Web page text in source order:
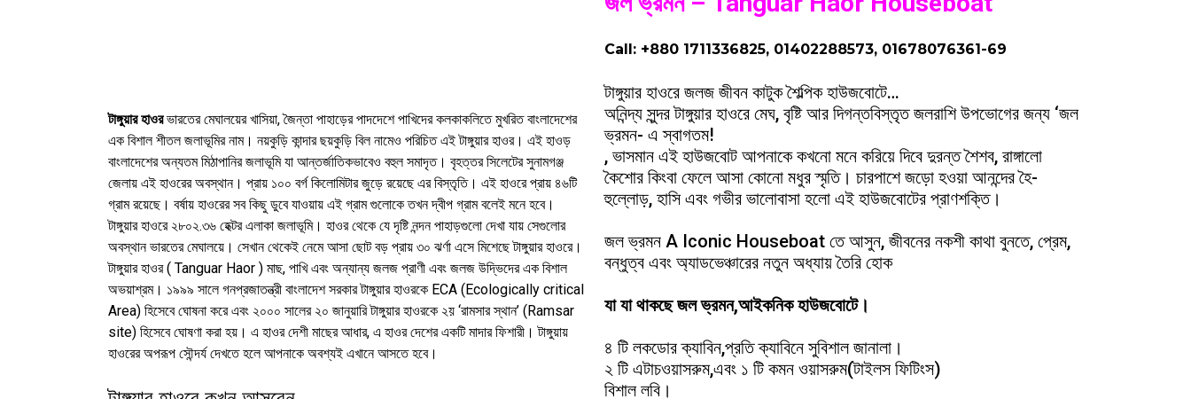
টাঙ্গুয়ার হাওরভারতের মেঘালয়ের খাসিয়া, জৈন্তা পাহাড়ের পাদদেশে পাখিদের কলকাকলিতে মুখরিত বাংলাদেশের
এক বিশাল শীতল জলাভূমির নাম। নয়কুড়ি কান্দার ছয়কুড়ি বিল নামেও পরিচিত এই টাঙ্গুয়ার হাওর। এই হাওড়
বাংলাদেশের অন্যতম মিঠাপানির জলাভূমি যা আন্তর্জাতিকভাবেও বহুল সমাদৃত। বৃহত্তর সিলেটের সুনামগঞ্জ
জেলায় এই হাওরের অবস্থান। প্রায় ১০০ বর্গ কিলোমিটার জুড়ে রয়েছে এর বিস্তৃতি। এই হাওরে প্রায় ৪৬টি
গ্রাম রয়েছে। বর্ষায় হাওরের সব কিছু ডুবে যাওয়ায় এই গ্রাম গুলোকে তখন দ্বীপ গ্রাম বলেই মনে হবে।
টাঙ্গুয়ার হাওরে ২৮০২.৩৬ হেক্টর এলাকা জলাভূমি। হাওর থেকে যে দৃষ্টি নন্দন পাহাড়গুলো দেখা যায় সেগুলোর
অবস্থান ভারতের মেঘালয়ে। সেখান থেকেই নেমে আসা ছোট বড় প্রায় ৩০ ঝর্ণা এসে মিশেছে টাঙ্গুয়ার হাওরে।
টাঙ্গুয়ার হাওর ( Tanguar Haor ) মাছ, পাখি এবং অন্যান্য জলজ প্রাণী এবং জলজ উদ্ভিদের এক বিশাল
অভয়াশ্রম। ১৯৯৯ সালে গনপ্রজাতন্ত্রী বাংলাদেশ সরকার টাঙ্গুয়ার হাওরকে ECA (Ecologically critical
Area) হিসেবে ঘোষনা করে এবং ২০০০ সালের ২০ জানুয়ারি টাঙ্গুয়ার হাওরকে ২য় ‘রামসার স্থান’ (Ramsar
site) হিসেবে ঘোষণা করা হয়। এ হাওর দেশী মাছের আধার, এ হাওর দেশের একটি মাদার ফিশারী। টাঙ্গুয়ায়
হাওরের অপরূপ সৌন্দর্য দেখতে হলে আপনাকে অবশ্যই এখানে আসতে হবে।
Call: +880 1711336825, 01402288573, 01678076361-69
টাঙ্গুয়ার হাওরে জলজ জীবন কাটুক শৈল্পিক হাউজবোটে…
অনিন্দ্য সুন্দর টাঙ্গুয়ার হাওরে মেঘ, বৃষ্টি আর দিগন্তবিস্তৃত জলরাশি উপভোগের জন্য ‘জল
ভ্রমন- এ স্বাগতম!
, ভাসমান এই হাউজবোট আপনাকে কখনো মনে করিয়ে দিবে দুরন্ত শৈশব, রাঙ্গালো
কৈশোর কিংবা ফেলে আসা কোনো মধুর স্মৃতি। চারপাশে জড়ো হওয়া আনন্দের হৈ-
হুল্লোড়, হাসি এবং গভীর ভালোবাসা হলো এই হাউজবোটের প্রাণশক্তি।
জল ভ্রমন A Iconic Houseboat তে আসুন, জীবনের নকশী কাথা বুনতে, প্রেম,
বন্ধুত্ব এবং অ্যাডভেঞ্চারের নতুন অধ্যায় তৈরি হোক
যা যা থাকছে জল ভ্রমন,আইকনিক হাউজবোটে।
৪ টি লকডোর ক্যাবিন,প্রতি ক্যাবিনে সুবিশাল জানালা।
২ টি এটাচওয়াসরুম,এবং ১ টি কমন ওয়াসরুম(টাইলস ফিটিংস)
বিশাল লবি।